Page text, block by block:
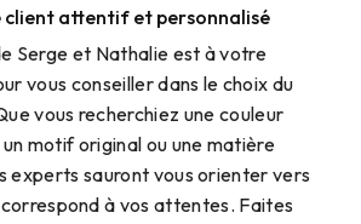
client attentif et personnalisé
Serge et Nathalie est à votre
vous conseiller dans le choix du
vous recherchiez une couleur
motif original ou une matière
experts sauront vous orienter vers
à vos attentes. Faites